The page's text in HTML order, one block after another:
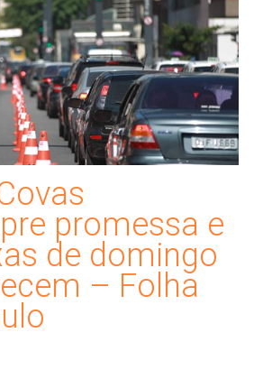
promessa e
de domingo
– Folha